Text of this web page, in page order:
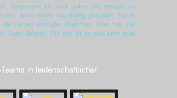
Insgesamt ein sehr gutes und einfach zu
- auch relativ nachhaltig gestaltet. Etwas
Karten und/oder Plättchen. Aber hier hat
Hand daheim. Für uns ist es eine sehr gute
in leidenschaftlicher